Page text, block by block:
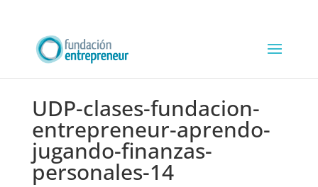
UDP-clases-fundacion-
entrepreneur-aprendo-
jugando-finanzas-
personales-14